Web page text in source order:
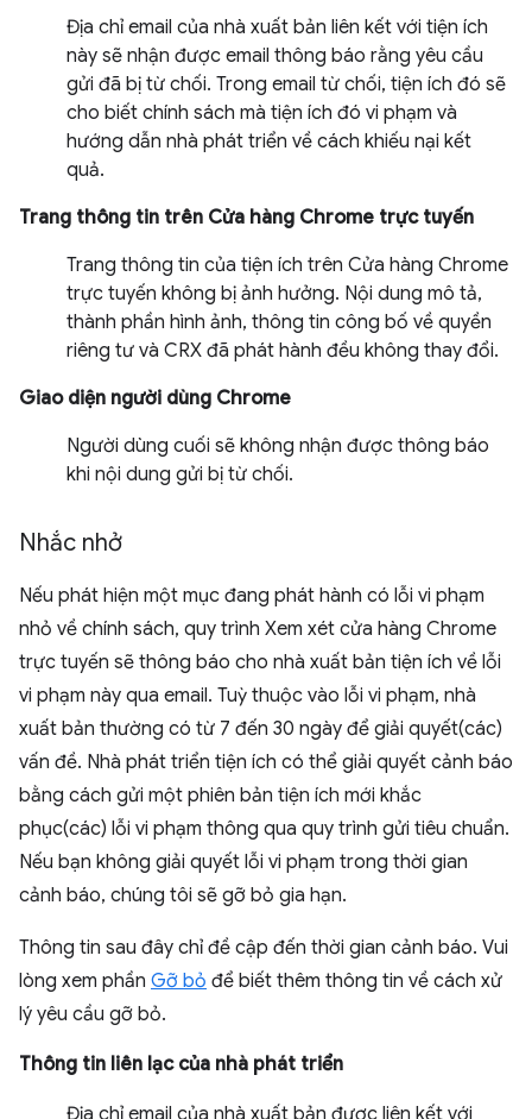
Địa chỉ email của nhà xuất bản liên kết với tiện ích
này sẽ nhận được email thông báo rằng yêu cầu
gửi đã bị từ chối. Trong email từ chối, tiện ích đó sẽ
cho biết chính sách mà tiện ích đó vi phạm và
hướng dẫn nhà phát triển về cách khiếu nại kết
quả.
Trang thông tin trên Cửa hàng Chrome trực tuyến
Trang thông tin của tiện ích trên Cửa hàng Chrome
trực tuyến không bị ảnh hưởng. Nội dung mô tả,
thành phần hình ảnh, thông tin công bố về quyền
riêng tư và CRX đã phát hành đều không thay đổi.
Giao diện người dùng Chrome
Người dùng cuối sẽ không nhận được thông báo
khi nội dung gửi bị từ chối.
Nhắc nhở
Nếu phát hiện một mục đang phát hành có lỗi vi phạm
nhỏ về chính sách, quy trình Xem xét cửa hàng Chrome
trực tuyến sẽ thông báo cho nhà xuất bản tiện ích về lỗi
vi phạm này qua email. Tuỳ thuộc vào lỗi vi phạm, nhà
xuất bản thường có từ 7 đến 30 ngày để giải quyết(các)
vấn đề. Nhà phát triển tiện ích có thể giải quyết cảnh báo
bằng cách gửi một phiên bản tiện ích mới khắc
phục(các) lỗi vi phạm thông qua quy trình gửi tiêu chuẩn.
Nếu bạn không giải quyết lỗi vi phạm trong thời gian
cảnh báo, chúng tôi sẽ gỡ bỏ gia hạn.
Thông tin sau đây chỉ đề cập đến thời gian cảnh báo. Vui
lòng xem phần Gỡ bỏ để biết thêm thông tin về cách xử
lý yêu cầu gỡ bỏ.
Thông tin liên lạc của nhà phát triển
Địa chỉ email của nhà xuất bản được liên kết với